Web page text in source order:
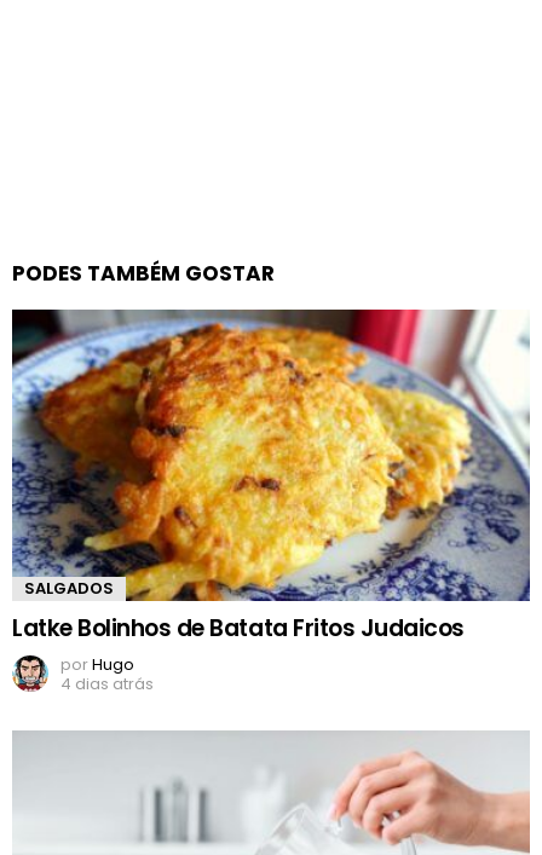
PODES TAMBÉM GOSTAR
SALGADOS
Latke Bolinhos de Batata Fritos Judaicos
porHugo
4 dias atrás